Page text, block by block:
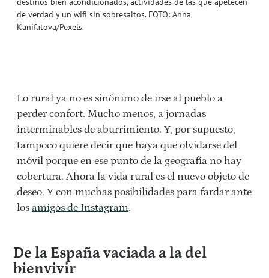
de verdad y un wifi sin sobresaltos. FOTO: Anna
Kanifatova/Pexels.
Lo rural ya no es sinónimo de irse al pueblo a
perder confort. Mucho menos, a jornadas
interminables de aburrimiento. Y, por supuesto,
tampoco quiere decir que haya que olvidarse del
móvil porque en ese punto de la geografía no hay
cobertura. Ahora la vida rural es el nuevo objeto de
deseo. Y con muchas posibilidades para fardar ante
los amigos de Instagram.
De la España vaciada a la del
bienvivir